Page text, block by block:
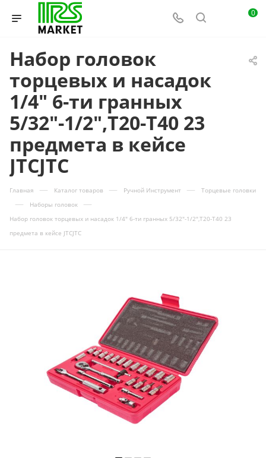
0
Набор головок
торцевых и насадок
1/4" 6-ти гранных
5/32"-1/2",Т20-Т40 23
предмета в кейсе
JTCJTC
Главная — Каталог товаров — Ручной Инструмент — Торцевые головки
— Наборы головок —
Набор головок торцевых и насадок 1/4" 6-ти гранных 5/32"-1/2",Т20-Т40 23
предмета в кейсе JTCJTC